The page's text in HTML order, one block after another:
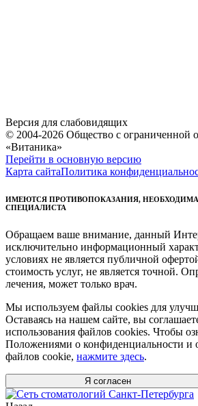
Версия для слабовидящих
© 2004-2026 Общество с ограниченной
«Витаника»
Перейти в основную версию
Карта сайтаПолитика
ИМЕЮТСЯ ПРОТИВОПОКАЗАНИЯ,
СПЕЦИАЛИСТА
Обращаем ваше внимание, данный
исключительно информационный
условиях не является публичной
стоимость услуг, не является точной.
лечения, может только врач.
Мы используем файлы cookies для
Оставаясь на нашем сайте, вы
использования файлов cookies. Чтобы
Положениями о конфиденциальности и
файлов cookie, нажмите здесь.
Я согласен